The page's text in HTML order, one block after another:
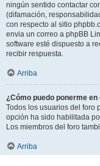
ningún sentido contactar
(difamación,
con respecto al sitio
envia un correo a phpBB
software esté dispuesto a
recibir respuesta.
Arriba
¿Cómo puedo ponerme
Todos los usuarios del foro
opción ha sido habilitada
Los miembros del foro
Arriba